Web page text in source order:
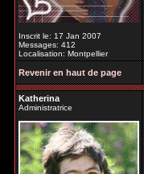
Inscrit le: 17 Jan 2007
Messages: 412
Localisation: Montpellier
Revenir en haut de page
Katherina
Administratrice